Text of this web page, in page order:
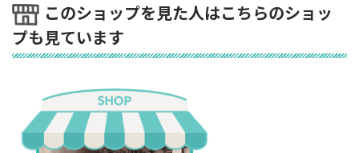
このショップを見た人はこちらのショッ
プも見ています